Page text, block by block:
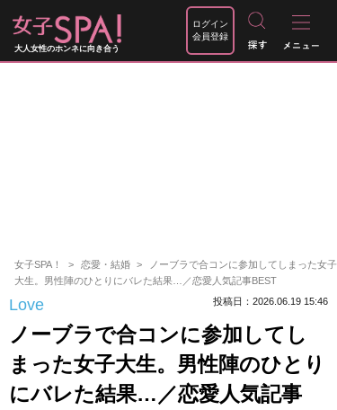
大人女性のホンネに向き合う
ログイン
会員登録
女子SPA！ 恋愛・結婚
ノーブラで合コンに参加してしまった女子
大生。男性陣のひとりにバレた結果…／恋愛人気記事BEST
Love 投稿日：2026.06.19 15:46
ノーブラで合コンに参加してし
まった女子大生。男性陣のひとり
にバレた結果…／恋愛人気記事